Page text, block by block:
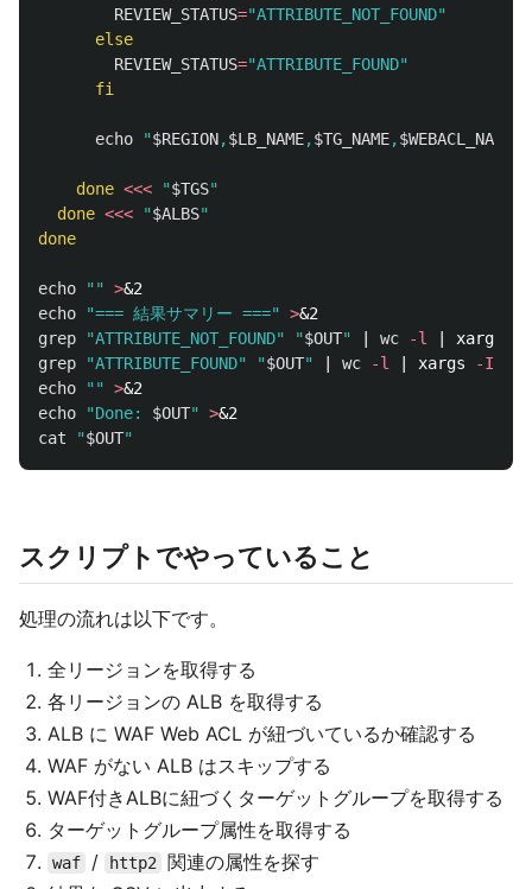
REVIEW_STATUS="ATTRIBUTE_NOT_FOUND"
else
REVIEW_STATUS="ATTRIBUTE_FOUND"
fi
echo "$REGION,$LB_NAME,$TG_NAME,$WEBACL_NAME
done <<< "$TGS"
done <<< "$ALBS"
done
echo "" >
echo
"=== 結果サマリー ===" >
grep
"ATTRIBUTE_NOT_FOUND" "$OUT" wc -l | xargs
grep
"ATTRIBUTE_FOUND" "$OUT" wc -l | xargs -I
echo
"" >
echo
"Done: $OUT" >
cat
"$OUT"
スクリプトでやっていること
処理の流れは以下です。
全リージョンを取得する
各リージョンの ALB を取得する
ALB に WAF Web ACL が紐づいているか確認する
WAF がない ALB はスキップする
WAF付きALBに紐づくターゲットグループを取得する
ターゲットグループ属性を取得する
waf / http2
関連の属性を探す